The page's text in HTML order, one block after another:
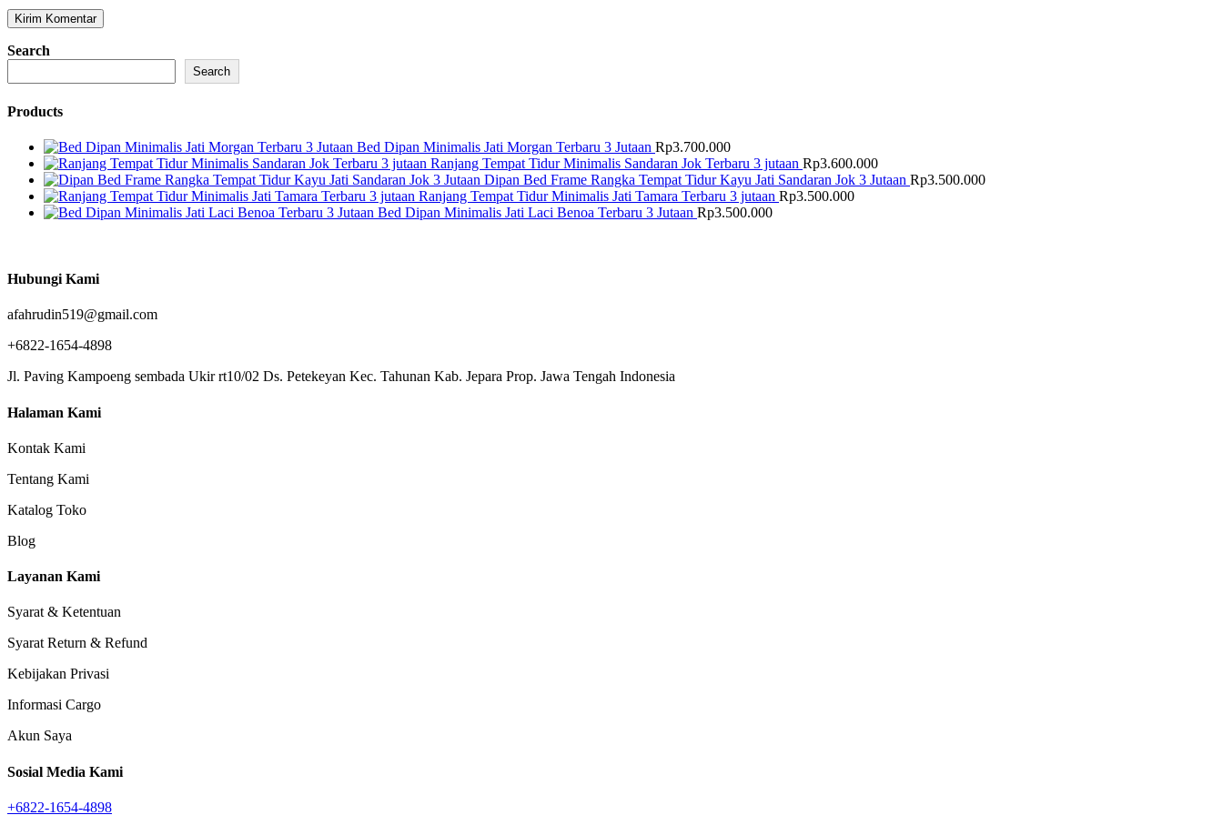
Search
Search
Products
Bed Dipan Minimalis Jati Morgan Terbaru 3 Jutaan Rp3.700.000
Ranjang Tempat Tidur Minimalis Sandaran Jok Terbaru 3 jutaan Rp3.600.000
Dipan Bed Frame Rangka Tempat Tidur Kayu Jati Sandaran Jok 3 Jutaan Rp3.500.000
Ranjang Tempat Tidur Minimalis Jati Tamara Terbaru 3 jutaan Rp3.500.000
Bed Dipan Minimalis Jati Laci Benoa Terbaru 3 Jutaan Rp3.500.000
Hubungi Kami
afahrudin519@gmail.com
+6822-1654-4898
Jl. Paving Kampoeng sembada Ukir rt10/02 Ds. Petekeyan Kec. Tahunan Kab. Jepara Prop. Jawa Tengah Indonesia
Halaman Kami
Kontak Kami
Tentang Kami
Katalog Toko
Blog
Layanan Kami
Syarat & Ketentuan
Syarat Return & Refund
Kebijakan Privasi
Informasi Cargo
Akun Saya
Sosial Media Kami
+6822-1654-4898